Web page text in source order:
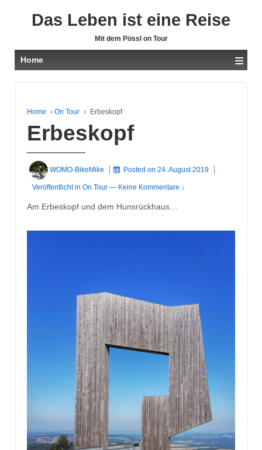
Das Leben ist eine Reise
Mit dem Pössl on Tour
Home ≡
Home › On Tour › Erbeskopf
Erbeskopf
WOMO-BikeMike Posted on24. August 2019
Veröffentlicht in On Tour — Keine Kommentare ↓
Am Erbeskopf und dem Hunsrückhaus…